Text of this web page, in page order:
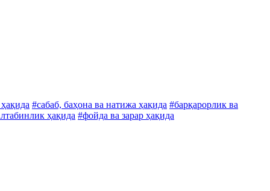
#сабаб, баҳона ва натижа ҳақида #барқарорлик ва
ҳақида #фойда ва зарар ҳақида